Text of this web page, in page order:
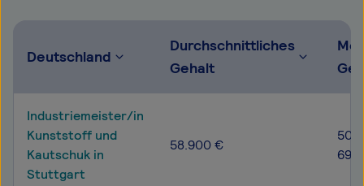
Deutschland
Durchschnittliches
Gehalt
Industriemeister/in
Kunststoff und
Kautschuk in
Stuttgart
58.900 €